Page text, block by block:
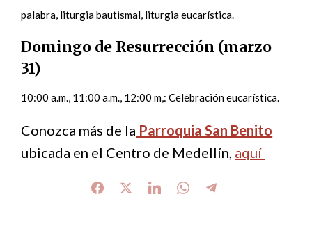
palabra, liturgia bautismal, liturgia eucarística.
Domingo de Resurrección (marzo
31)
10:00 a.m., 11:00 a.m., 12:00 m,: Celebración eucarística.
Conozca más de la Parroquia San Benito
ubicada en el Centro de Medellín, aquí